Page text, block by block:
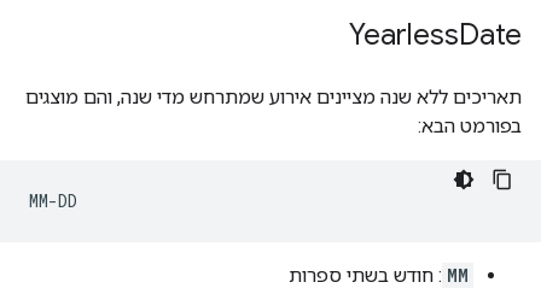
YearlessDate
תאריכים ללא שנה מציינים אירוע שמתרחש מדי שנה, והם מוצגים
בפורמט הבא:
MM : חודש בשתי ספרות